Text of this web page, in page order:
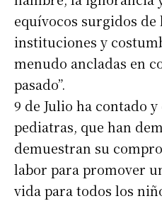
equívocos surgidos de
instituciones y
menudo ancladas en
pasado”.
9 de Julio ha contado
pediatras, que han
demuestran su
labor para promover
vida para todos los